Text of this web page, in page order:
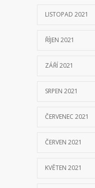
LISTOPAD 2021
ŘÍJEN 2021
ZÁŘÍ 2021
SRPEN 2021
ČERVENEC 2021
ČERVEN 2021
KVĚTEN 2021